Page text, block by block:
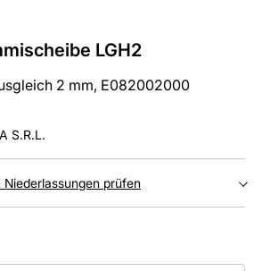
LGH2
2 mm, E082002000
S.R.L.
Niederlassungen prüfen